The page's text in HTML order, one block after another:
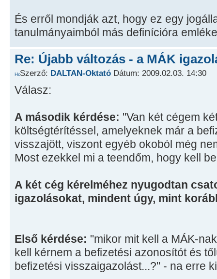
És erről mondják azt, hogy ez egy
tanulmányaimból más definícióra
Re: Újabb változás - a MÁK
Szerző: DALTAN-Oktató Dátum: 2009.02.03. 14:30
Válasz:
A második kérdése: "Van két cégem
költségtérítéssel, amelyeknek már a
visszajött, viszont egyéb okoból még
Most ezekkel mi a teendőm, hogy kell
A két cég kérelméhez nyugodtan
igazolásokat, mindent úgy, mint
Első kérdése: "mikor mit kell a MÁK-
kell kérnem a befizetési azonosítót és
befizetési visszaigazolást...?" - na erre